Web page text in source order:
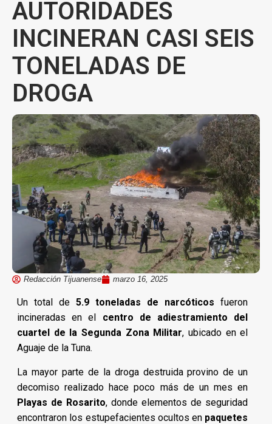
AUTORIDADES
INCINERAN CASI SEIS
TONELADAS DE
DROGA
Redacción Tijuanense marzo 16, 2025
Un total de5.9 toneladas de narcóticos fueron
incineradas en el centro de adiestramiento del
cuartel de la Segunda Zona Militar, ubicado en el
Aguaje de la Tuna.
La mayor parte de la droga destruida provino de un
decomiso realizado hace poco más de un mes en
Playas de Rosarito, donde elementos de seguridad
encontraron los estupefacientes ocultos en paquetes